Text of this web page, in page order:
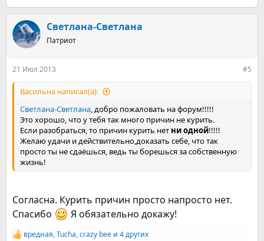
е
к
ц
и
Светлана-Светлана
Патриот
21 Июл 2013 #5
Васильна написал(а):
Светлана-Светлана, добро пожаловать на форум!!!!!
Это хорошо, что у тебя так много причин не курить.
Если разобраться, то причин курить нет ни одной!!!!!
Желаю удачи и действительно,доказать себе, что так
просто ты не сдаёшься, ведь ты борешься за собственную
жизнь!
Согласна. Курить причин просто напросто нет.
Спасибо
Я обязательно докажу!
Р
вредная,Tucha,crazy bee и 4 других